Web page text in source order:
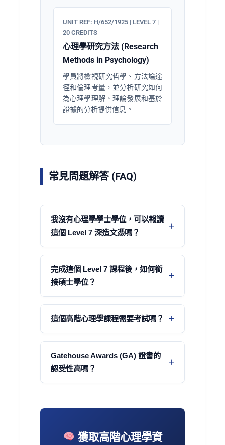
UNIT REF: H/652/1925 | LEVEL 7 |
20 CREDITS
心理學研究方法 (Research
Methods in Psychology)
學員將檢視研究哲學、方法論途
徑和倫理考量，並分析研究如何
為心理學理解、理論發展和基於
證據的分析提供信息。
常見問題解答 (FAQ)
我沒有心理學學士學位，可以報讀
這個 Level 7 深造文憑嗎？
完成這個 Level 7 課程後，如何銜
接碩士學位？
這個高階心理學課程需要考試嗎？
Gatehouse Awards (GA) 證書的
認受性高嗎？
獲取高階心理學資